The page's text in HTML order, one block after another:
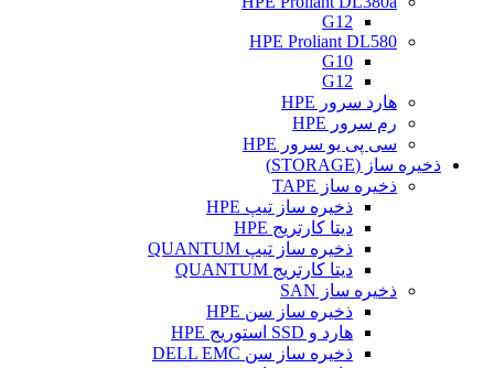
G12
HPE Proliant DL580
G10
G12
هارد سرور HPE
رم سرور HPE
سی پی یو سرور HPE
ذخیره ساز (STORAGE)
ذخیره ساز TAPE
ذخیره ساز تیپ HPE
دیتا کارتریج HPE
ذخیره ساز تیپ QUANTUM
دیتا کارتریج QUANTUM
ذخیره ساز SAN
ذخیره ساز سن HPE
هارد و SSD استوریج HPE
ذخیره ساز سن DELL EMC